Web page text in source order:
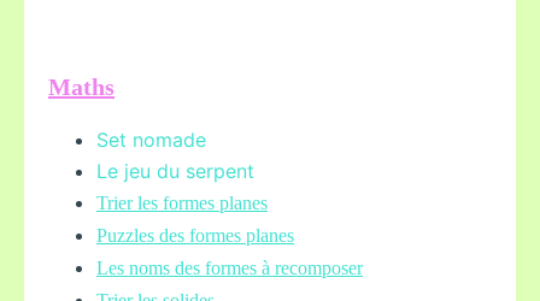
Maths
Set nomade
Le jeu du serpent
Trier les formes planes
Puzzles des formes planes
Les noms des formes à recomposer